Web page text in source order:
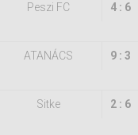
Peszi FC 4 : 6
ATANÁCS 9 : 3
Sitke 2 : 6